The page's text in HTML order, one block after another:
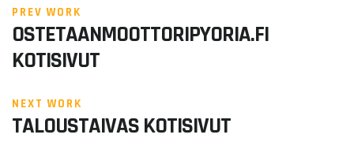
PREV WORK
OSTETAANMOOTTORIPYORIA.FI
KOTISIVUT
NEXT WORK
TALOUSTAIVAS KOTISIVUT